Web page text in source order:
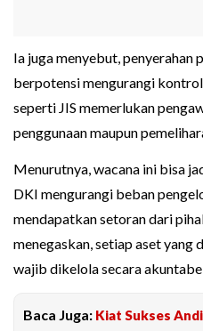
Ia juga menyebut, penyerahan
berpotensi mengurangi
seperti JIS memerlukan
penggunaan maupun
Menurutnya, wacana ini bisa
DKI mengurangi beban
mendapatkan setoran dari
menegaskan, setiap aset yang
wajib dikelola secara
Baca Juga: Kiat Sukses